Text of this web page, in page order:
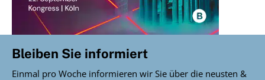
Bleiben Sie informiert
Einmal pro Woche informieren wir Sie über die neusten &